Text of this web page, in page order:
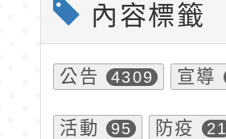
內容標籤
公告 4309 宣導
活動 95 防疫 21